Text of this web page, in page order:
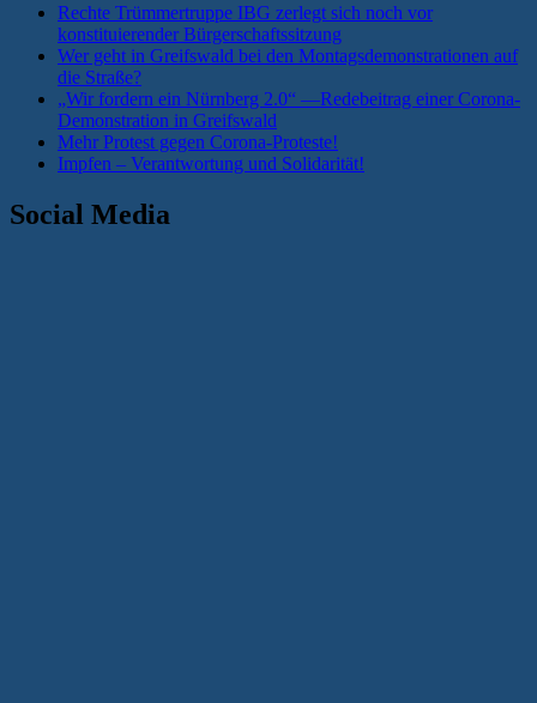
Rechte Trümmertruppe IBG zerlegt sich noch vor
konstituierender Bürgerschaftssitzung
Wer geht in Greifswald bei den Montagsdemonstrationen auf
die Straße?
„Wir fordern ein Nürnberg 2.0“ —Redebeitrag einer Corona-
Demonstration in Greifswald
Mehr Protest gegen Corona-Proteste!
Impfen – Verantwortung und Solidarität!
Social Media